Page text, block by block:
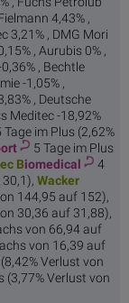
4,43% ,
3,21% , DMG Mori
, Aurubis 0% ,
, Bechtle
-1,05% ,
, Deutsche
Meditec -18,92%
Tage im Plus (2,62%
5 Tage im Plus
Biomedical
4
Wacker
144,95 auf 152),
30,36 auf 31,88),
von 66,94 auf
von 16,39 auf
Verlust von
(3,77% Verlust von